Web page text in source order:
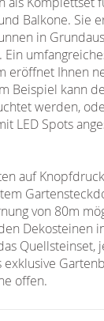
Balkone. Sie
in
Ein
eröffnet Ihnen
Beispiel kann
werden,
LED Spots
auf
von 80m
Dekosteinen
Quellsteinset,
exklusive
offen.